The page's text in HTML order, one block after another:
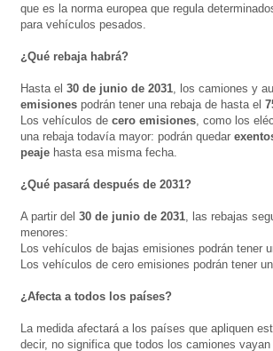
que es la norma europea que regula
para vehículos pesados.
¿Qué rebaja habrá?
Hasta el 30 de junio de 2031 , los camiones y
emisiones podrán tener una rebaja de hasta el
Los vehículos de cero emisiones , como los
una rebaja todavía mayor: podrán quedar
peaje hasta esa misma fecha.
¿Qué pasará después de 2031?
A partir del 30 de junio de 2031 , las rebajas
menores:
Los vehículos de bajas emisiones podrán tener
Los vehículos de cero emisiones podrán tener
¿Afecta a todos los países?
La medida afectará a los países que apliquen
decir, no significa que todos los camiones vayan